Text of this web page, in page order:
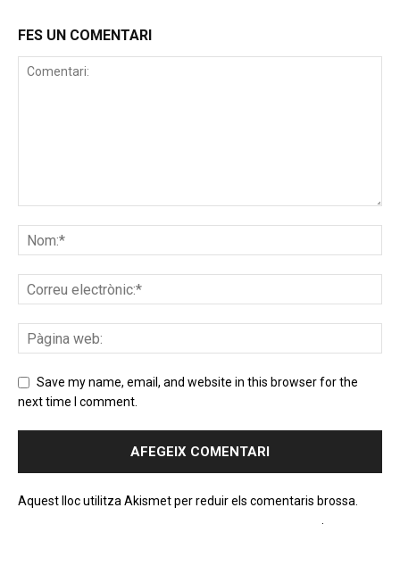
FES UN COMENTARI
Save my name, email, and website in this browser for the
next time I comment.
Aquest lloc utilitza Akismet per reduir els comentaris brossa.